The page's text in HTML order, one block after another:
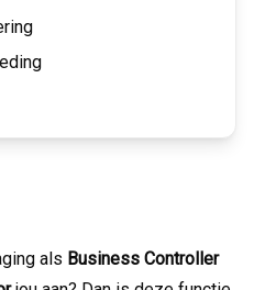
als Business Controller